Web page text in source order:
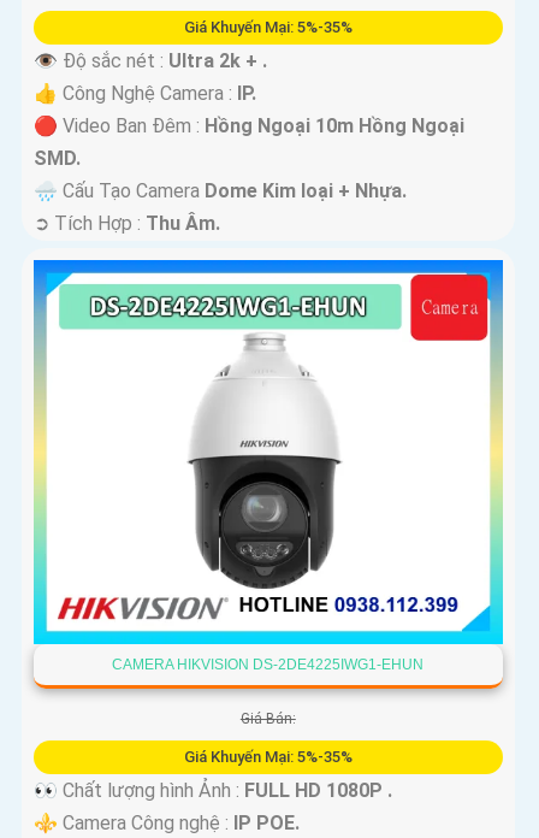
Giá Khuyến Mại: 5%-35%
👁 Độ sắc nét : Ultra 2k + .
👍 Công Nghệ Camera : IP.
🔴 Video Ban Đêm : Hồng Ngoại 10m Hồng Ngoại
SMD.
🌧️ Cấu Tạo Camera Dome Kim loại + Nhựa.
️➲ Tích Hợp : Thu Âm.
CAMERA HIKVISION DS-2DE4225IWG1-EHUN
Giá Bán:
Giá Khuyến Mại: 5%-35%
️
👀 Chất lượng hình Ảnh : FULL HD 1080P .
⚜️ Camera Công nghệ : IP POE.